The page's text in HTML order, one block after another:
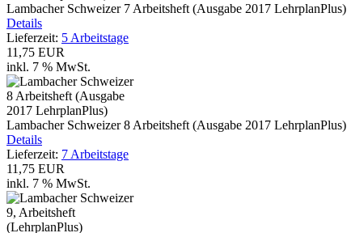
Lambacher Schweizer 7 Arbeitsheft (Ausgabe 2017 LehrplanPlus)
Details
Lieferzeit: 5 Arbeitstage
11,75 EUR
inkl. 7 % MwSt.
Lambacher Schweizer 8 Arbeitsheft (Ausgabe 2017 LehrplanPlus)
Details
Lieferzeit: 7 Arbeitstage
11,75 EUR
inkl. 7 % MwSt.